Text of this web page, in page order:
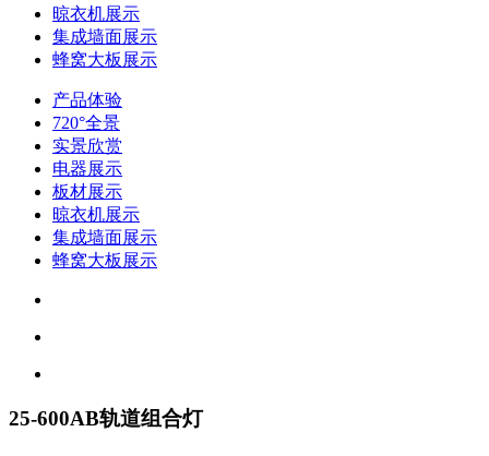
晾衣机展示
集成墙面展示
蜂窝大板展示
产品体验
720°全景
实景欣赏
电器展示
板材展示
晾衣机展示
集成墙面展示
蜂窝大板展示
25-600AB轨道组合灯